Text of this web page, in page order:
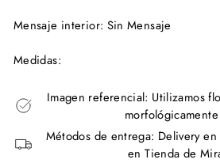
Mensaje interior: Sin Mensaje
Medidas:
Imagen referencial: Utilizamos
Métodos de entrega: Delivery
en Tienda de